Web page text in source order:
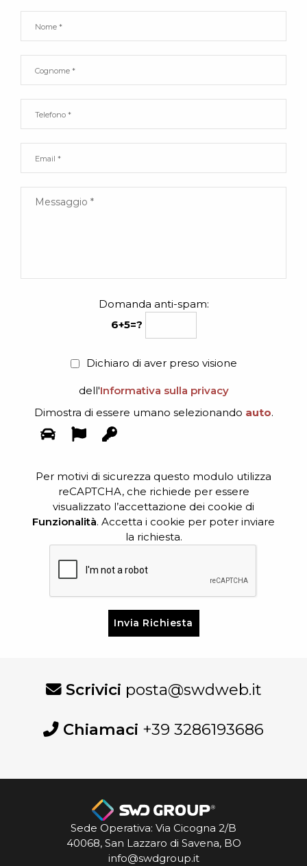
Domanda anti-spam:
6+5=?
Dichiaro di aver preso visione
dell'Informativa sulla privacy
Dimostra di essere umano selezionando auto.
Per motivi di sicurezza questo modulo utilizza
reCAPTCHA, che richiede per essere
visualizzato l’accettazione dei cookie di
Funzionalità. Accetta i cookie per poter inviare
la richiesta.
questoScrivici posta@swdweb.it
Chiamaci +39 3286193686
Sede Operativa: Via Cicogna 2/B
40068, San Lazzaro di Savena, BO
info@swdgroup.it